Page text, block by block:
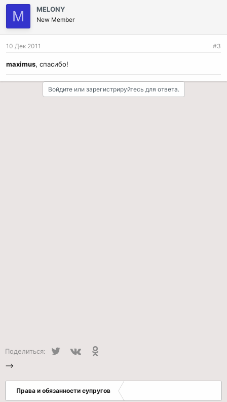
п
а
и
и
M MELONY
New Member
10 Дек 2011 #3
maximus, спасибо!
Войдите или зарегистрируйтесь для ответа.
Поделиться: Twitter
-->
Права и обязанности супругов